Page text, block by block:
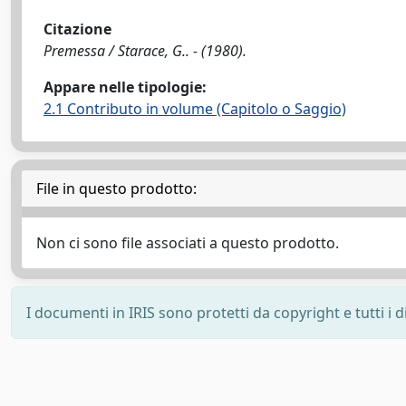
Citazione
Premessa / Starace, G.. - (1980).
Appare nelle tipologie:
2.1 Contributo in volume (Capitolo o Saggio)
File in questo prodotto:
Non ci sono file associati a questo prodotto.
I documenti in IRIS sono protetti da copyright e tutti i